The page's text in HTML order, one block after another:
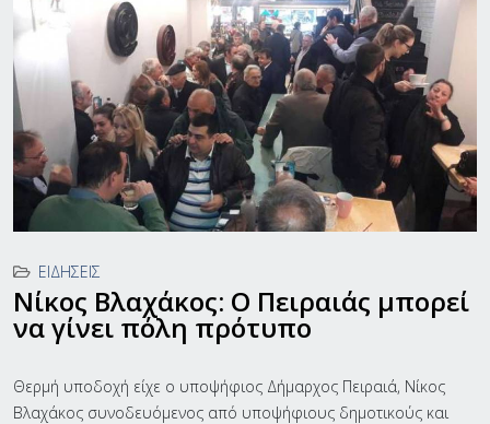
ΕΙΔΉΣΕΙΣ
Νίκος Βλαχάκος: Ο Πειραιάς μπορεί
να γίνει πόλη πρότυπο
Θερμή υποδοχή είχε ο υποψήφιος Δήμαρχος Πειραιά, Νίκος
Βλαχάκος συνοδευόμενος από υποψήφιους δημοτικούς και